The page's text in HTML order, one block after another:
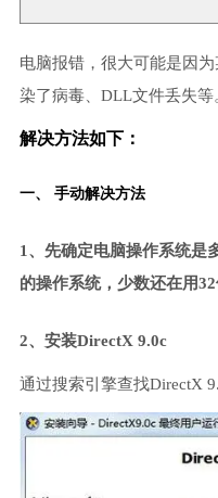
电脑报错，很大可能是因
染了病毒、DLL文件丢失等
解决方法如下：
一、 手动解决方法
1、先确定电脑操作系统是
的操作系统，少数还在用32
2、安装DirectX 9.0c
通过搜索引擎查找DirectX